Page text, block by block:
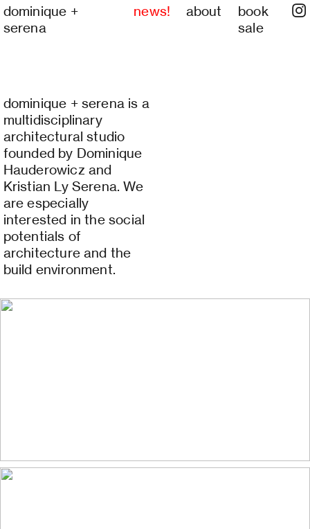
dominique +
serena
news! about
book
sale
︎
dominique + serena is a
multidisciplinary
architectural studio
founded by Dominique
Hauderowicz and
Kristian Ly Serena. We
are especially
interested in the social
potentials of
architecture and the
build environment.